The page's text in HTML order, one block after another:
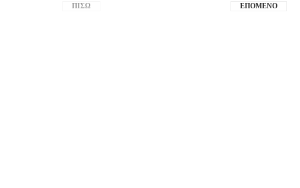
ΠΊΣΩ ΕΠΌΜΕΝΟ